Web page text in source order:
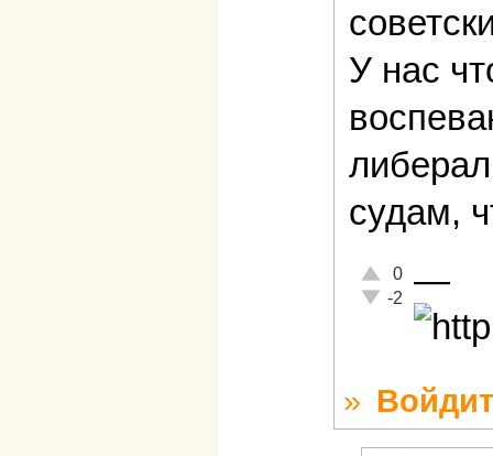
У нас
судам,
Отлично!
0
Неадекватно!
-2 —
»